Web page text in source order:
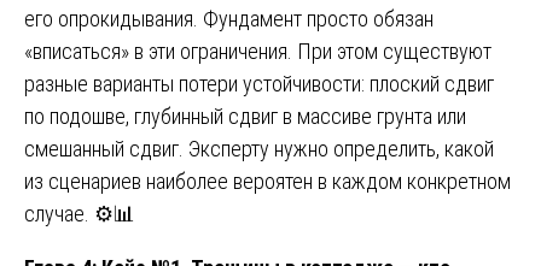
его опрокидывания. Фундамент просто обязан
«вписаться» в эти ограничения. При этом существуют
разные варианты потери устойчивости: плоский сдвиг
по подошве, глубинный сдвиг в массиве грунта или
смешанный сдвиг. Эксперту нужно определить, какой
из сценариев наиболее вероятен в каждом конкретном
случае. ⚙️📊